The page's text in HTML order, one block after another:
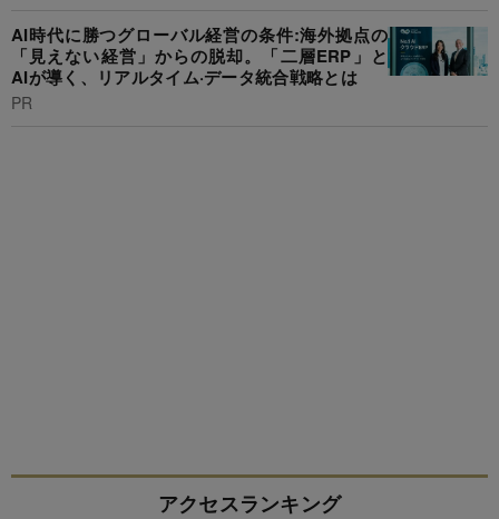
AI時代に勝つグローバル経営の条件:海外拠点の
「見えない経営」からの脱却。「二層ERP」と
AIが導く、リアルタイム·データ統合戦略とは
PR
アクセスランキング